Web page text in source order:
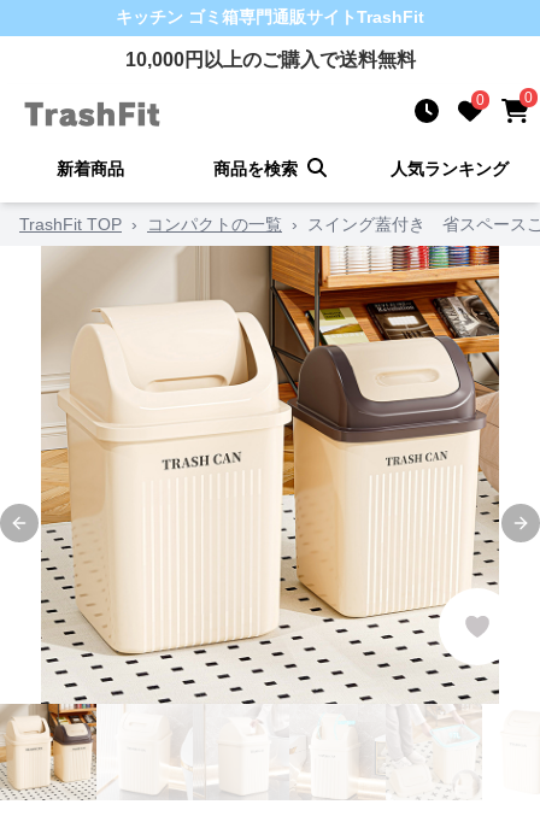
キッチン ゴミ箱専門通販サイトTrashFit
10,000円以上のご購入で送料無料
0 0
新着商品 商品を検索 人気ランキング
TrashFit TOP › コンパクトの一覧 › スイング蓋付き 省スペース
Previous slide